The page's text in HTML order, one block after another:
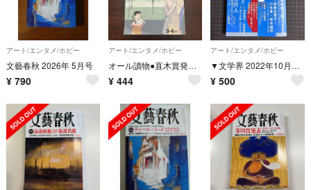
アート/エンタメ/ホビー
文藝春秋 2026年 5月号
¥ 790
アート/エンタメ/ホビー
オール讀物●直木賞発表合併号●文藝春秋●河﨑秋子●万城目学
¥ 444
アート/エンタメ/ホビー
▼文学界 2022年10月号 もうひとつの芸術史 柄谷行人 三木三奈「消化器」
¥ 500